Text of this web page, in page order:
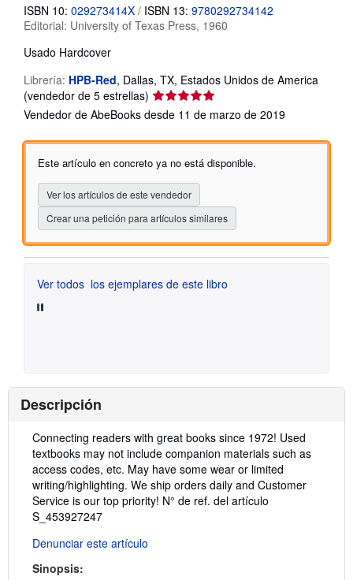
ISBN 10: 029273414X / ISBN 13: 9780292734142
Editorial: University of Texas Press, 1960
Usado Hardcover
Librería: HPB-Red, Dallas, TX, Estados Unidos de America
(vendedor de 5 estrellas) Calificación
del
5
5
estrellas
Vendedor de AbeBooks desde 11 de marzo de 2019
Este artículo en concreto ya no está disponible.
Ver los artículos de este vendedor
Crear una petición para artículos similares
Ver todos los ejemplares de este libro
Descripción
Descripción:
Connecting readers with great books since 1972! Used
textbooks may not include companion materials such as
access codes, etc. May have some wear or limited
writing/highlighting. We ship orders daily and Customer
Service is our top priority! N° de ref. del artículo
S_453927247
Denunciar este artículo
Sinopsis: